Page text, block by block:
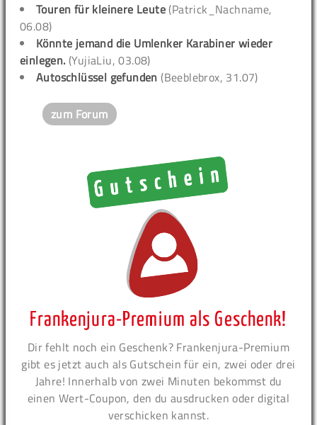
Touren für kleinere Leute (Patrick_Nachname,
06.08)
Könnte jemand die Umlenker Karabiner wieder
einlegen. (YujiaLiu, 03.08)
Autoschlüssel gefunden (Beeblebrox, 31.07)
zum Forum
Frankenjura-Premium als Geschenk!
Dir fehlt noch ein Geschenk? Frankenjura-Premium
gibt es jetzt auch als Gutschein für ein, zwei oder drei
Jahre! Innerhalb von zwei Minuten bekommst du
einen Wert-Coupon, den du ausdrucken oder digital
verschicken kannst.